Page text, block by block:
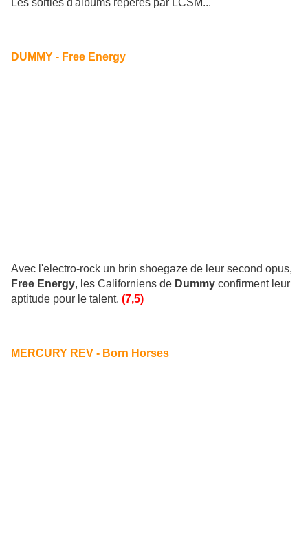
Les sorties d'albums repérés par LCSM...
DUMMY - Free Energy
Avec l'electro-rock un brin shoegaze de leur second opus,
Free Energy, les Californiens de Dummy confirment leur
aptitude pour le talent. (7,5)
MERCURY REV - Born Horses